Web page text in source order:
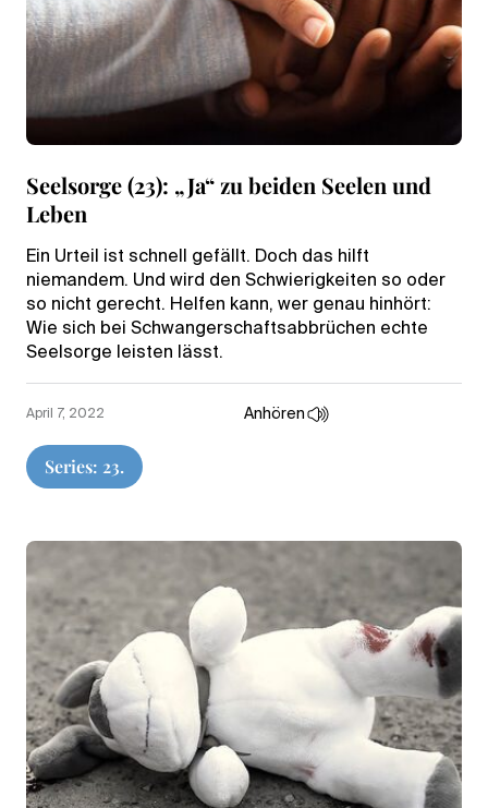
Seelsorge (23): „Ja“ zu beiden Seelen und
Leben
Ein Urteil ist schnell gefällt. Doch das hilft
niemandem. Und wird den Schwierigkeiten so oder
so nicht gerecht. Helfen kann, wer genau hinhört:
Wie sich bei Schwangerschaftsabbrüchen echte
Seelsorge leisten lässt.
Series: 23.
April 7, 2022 Anhören